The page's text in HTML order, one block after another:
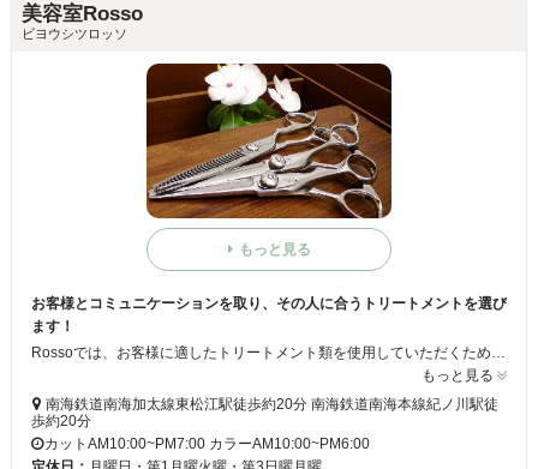
美容室Rosso
ビヨウシツロッソ
もっと見る
お客様とコミュニケーションを取り、その人に合うトリートメントを選び
ます！
Rossoでは、お客様に適したトリートメント類を使用していただくため、カウンセリングを通してお客様の状況把握をしていきます♪また、お客様がご自宅にいるようにくつろいでもらう環境作りをコンセプトに営業をしています！カット、カラーなどのご相談がありましたら気軽に当店スタッフにご相談くださいませ☆
もっと見る
南海鉄道南海加太線東松江駅徒歩約20分 南海鉄道南海本線紀ノ川駅徒
歩約20分
カットAM10:00~PM7:00 カラーAM10:00~PM6:00